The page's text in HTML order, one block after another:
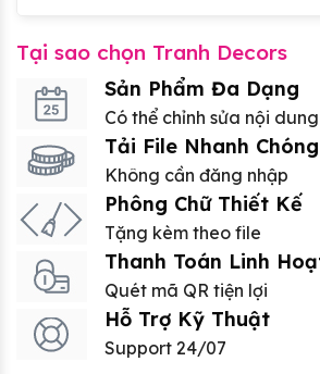
Tại sao chọn Tranh Decors
Sản Phẩm Đa Dạng
Có thể chỉnh sửa nội dung
Tải File Nhanh Chóng
Không cần đăng nhập
Phông Chữ Thiết Kế
Tặng kèm theo file
Thanh Toán Linh
Quét mã QR tiện lợi
Hỗ Trợ Kỹ Thuật
Support 24/07